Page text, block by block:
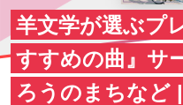
羊文学が選ぶプ
すすめの曲』サ
ろうのまちなど